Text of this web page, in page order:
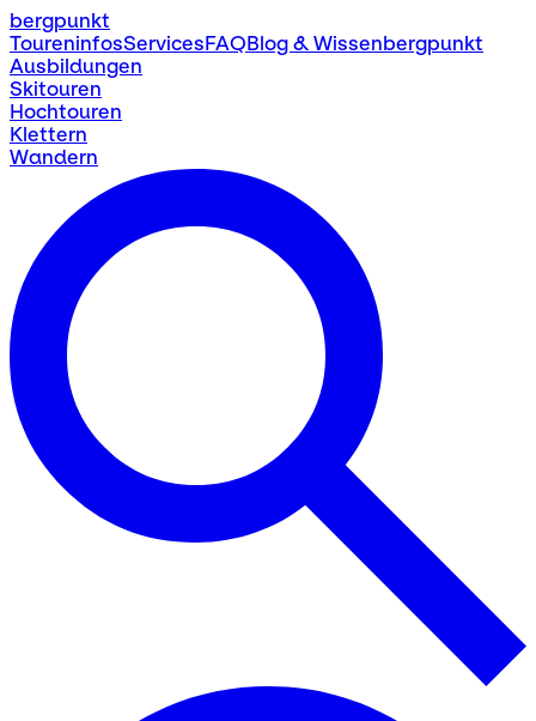
bergpunkt
ToureninfosServicesFAQBlog & Wissenbergpunkt
Ausbildungen
Skitouren
Hochtouren
Klettern
Wandern